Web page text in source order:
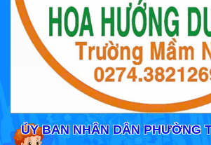
ỦY BAN NHÂN DÂN PHƯỜNG